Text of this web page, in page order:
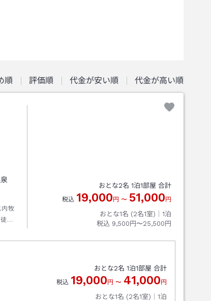
順 評価順 代金が安い順 代金が高い順
内牧
歩
おとな2名 1泊1部屋 合計
税込 19,000 円 〜 51,000 円
おとな1名 (2名1室)｜ 1泊
税込 9,500円〜25,500円
おとな2名 1泊1部屋 合計
税込 19,000 円 〜 41,000 円
おとな1名 (2名1室)｜ 1泊